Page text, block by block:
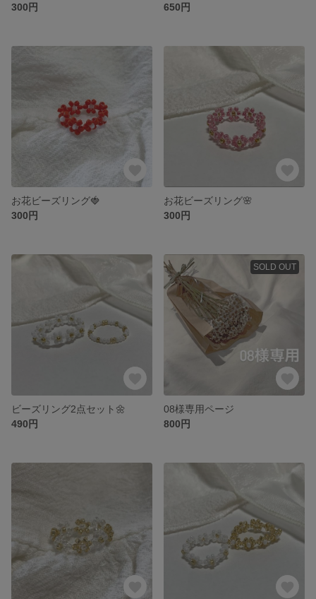
300円
650円
お花ビーズリング🍓
300円
お花ビーズリング🌸
300円
ビーズリング2点セット🌼
490円
SOLD OUT
08様専用ページ
800円